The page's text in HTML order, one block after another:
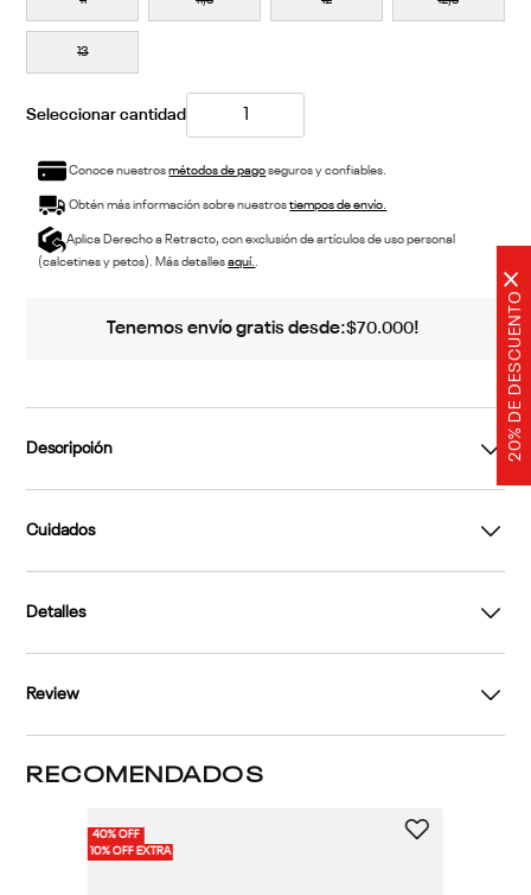
20% DE DESCUENTO
×
13
Conoce nuestrosmétodos de pagoseguros y confiables.
Obtén más información sobre nuestrostiempos de envío.
Aplica Derecho a Retracto, con exclusión de artículos de uso personal
(calcetines y petos). Más detallesaquí..
Tenemos envío gratis desde:$70.000!
Descripción
Cuidados
Detalles
Review
RECOMENDADOS
40% OFF
10% OFF EXTRA